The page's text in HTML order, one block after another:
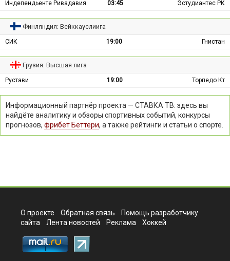
Индепендьенте Ривадавия
03:45 Эстудиантес РК
Финляндия: Вейккауслиига
СИК 19:00 Гнистан
Грузия: Высшая лига
Рустави 19:00 Торпедо Кт
Информационный партнёр проекта — СТАВКА ТВ: здесь вы
найдёте аналитику и обзоры спортивных событий, конкурсы
прогнозов, фрибет Беттери, а также рейтинги и статьи о спорте.
О проекте Обратная связь
Помощь разработчику
сайта
Лента новостей Реклама Хоккей